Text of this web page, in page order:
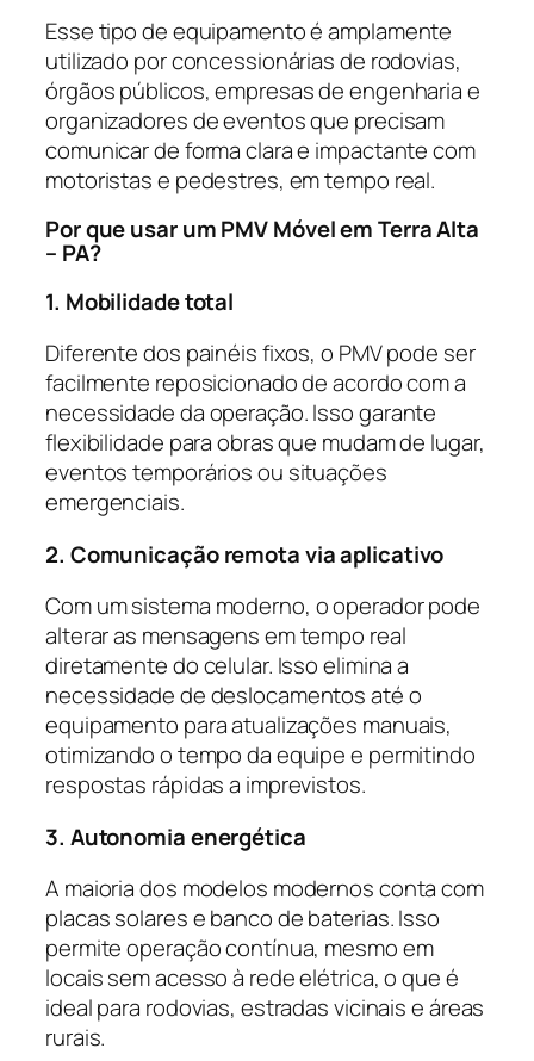
Esse tipo de equipamento é amplamente
utilizado por concessionárias de rodovias,
órgãos públicos, empresas de engenharia e
organizadores de eventos que precisam
comunicar de forma clara e impactante com
motoristas e pedestres, em tempo real.
Por que usar um PMV Móvel em Terra Alta
– PA?
1. Mobilidade total
Diferente dos painéis fixos, o PMV pode ser
facilmente reposicionado de acordo com a
necessidade da operação. Isso garante
flexibilidade para obras que mudam de lugar,
eventos temporários ou situações
emergenciais.
2. Comunicação remota via aplicativo
Com um sistema moderno, o operador pode
alterar as mensagens em tempo real
diretamente do celular. Isso elimina a
necessidade de deslocamentos até o
equipamento para atualizações manuais,
otimizando o tempo da equipe e permitindo
respostas rápidas a imprevistos.
3. Autonomia energética
A maioria dos modelos modernos conta com
placas solares e banco de baterias. Isso
permite operação contínua, mesmo em
locais sem acesso à rede elétrica, o que é
ideal para rodovias, estradas vicinais e áreas
rurais.